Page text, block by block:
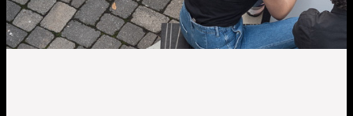
洽談椅
洽談桌
休閒沙發
知識共享
培訓桌
培訓椅